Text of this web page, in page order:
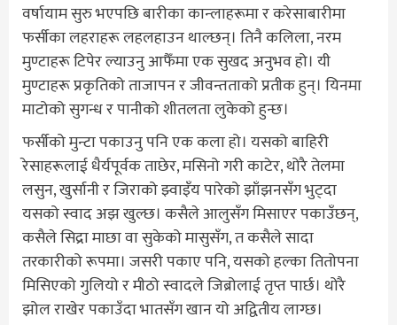
वर्षायाम सुरु भएपछि बारीका कान्लाहरूमा र करेसाबारीमा
फर्सीका लहराहरू लहलहाउन थाल्छन्। तिनै कलिला, नरम
मुण्टाहरू टिपेर ल्याउनु आफैँमा एक सुखद अनुभव हो। यी
मुण्टाहरू प्रकृतिको ताजापन र जीवन्तताको प्रतीक हुन्। यिनमा
माटोको सुगन्ध र पानीको शीतलता लुकेको हुन्छ।
फर्सीको मुन्टा पकाउनु पनि एक कला हो। यसको बाहिरी
रेसाहरूलाई धैर्यपूर्वक ताछेर, मसिनो गरी काटेर, थोरै तेलमा
लसुन, खुर्सानी र जिराको झ्वाइँय पारेको झाँझनसँग भुट्दा
यसको स्वाद अझ खुल्छ। कसैले आलुसँग मिसाएर पकाउँछन्,
कसैले सिद्रा माछा वा सुकेको मासुसँग, त कसैले सादा
तरकारीको रूपमा। जसरी पकाए पनि, यसको हल्का तितोपना
मिसिएको गुलियो र मीठो स्वादले जिब्रोलाई तृप्त पार्छ। थोरै
झोल राखेर पकाउँदा भातसँग खान यो अद्वितीय लाग्छ।